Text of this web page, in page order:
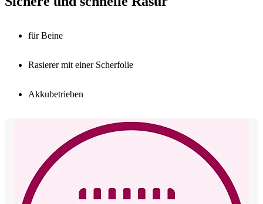
für Beine
Rasierer mit einer Scherfolie
Akkubetrieben